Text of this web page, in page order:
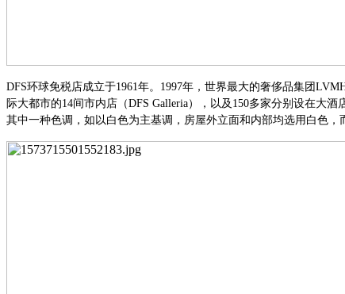
DFS环球免税店成立于1961年。1997年，世界最大的奢侈品集团
际大都市的14间市内店（DFS Galleria），以及150多家分别设在大
其中一种色调，如以白色为主基调，房屋外立面和内部均选用白色